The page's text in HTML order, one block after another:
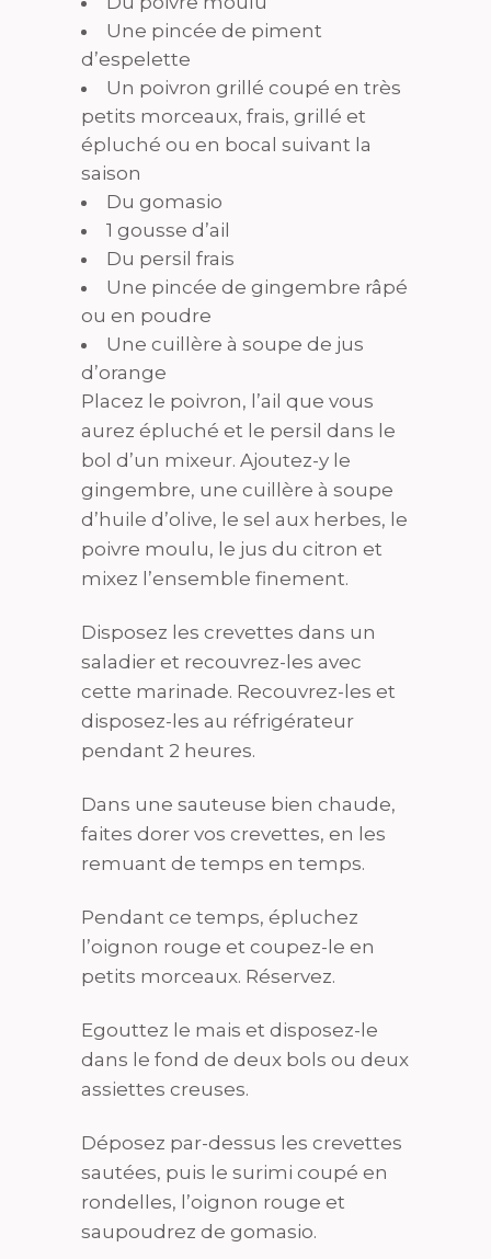
Une pincée de piment
d’espelette
Un poivron grillé coupé en très
petits morceaux, frais, grillé et
épluché ou en bocal suivant la
saison
Du gomasio
1 gousse d’ail
Du persil frais
Une pincée de gingembre râpé
ou en poudre
Une cuillère à soupe de jus
d’orange
Placez le poivron, l’ail que vous
aurez épluché et le persil dans le
bol d’un mixeur. Ajoutez-y le
gingembre, une cuillère à soupe
d’huile d’olive, le sel aux herbes, le
poivre moulu, le jus du citron et
mixez l’ensemble finement.
Disposez les crevettes dans un
saladier et recouvrez-les avec
cette marinade. Recouvrez-les et
disposez-les au réfrigérateur
pendant 2 heures.
Dans une sauteuse bien chaude,
faites dorer vos crevettes, en les
remuant de temps en temps.
Pendant ce temps, épluchez
l’oignon rouge et coupez-le en
petits morceaux. Réservez.
Egouttez le mais et disposez-le
dans le fond de deux bols ou deux
assiettes creuses.
Déposez par-dessus les crevettes
sautées, puis le surimi coupé en
rondelles, l’oignon rouge et
saupoudrez de gomasio.